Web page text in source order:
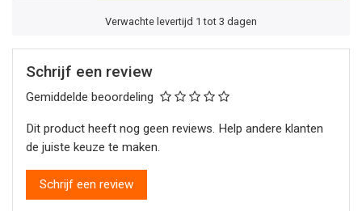
Verwachte levertijd 1 tot 3 dagen
Schrijf een review
Gemiddelde beoordeling
Dit product heeft nog geen reviews. Help andere klanten
de juiste keuze te maken.
Schrijf een review